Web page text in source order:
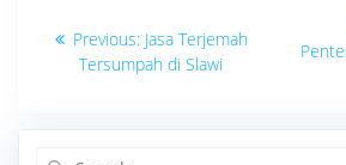
pos
Previous: Previous
post:
Jasa Terjemah
Tersumpah di Slawi